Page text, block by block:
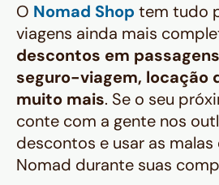
O Nomad Shop tem tudo
viagens ainda mais
descontos em
seguro-viagem, locação
muito mais. Se o seu
conte com a gente nos
descontos e usar as malas
Nomad durante suas